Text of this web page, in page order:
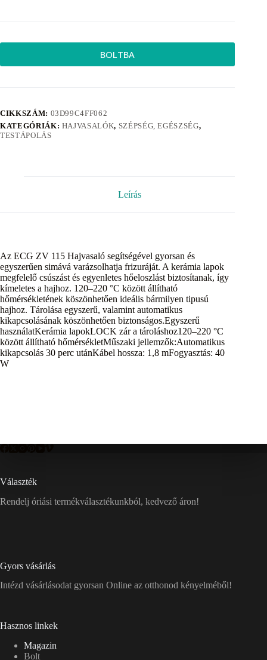
BOLTBA
CIKKSZÁM: 03D99C4FF062
KATEGÓRIÁK: HAJVASALÓK, SZÉPSÉG, EGÉSZSÉG,
TESTÁPOLÁS
Leírás
Az ECG ZV 115 Hajvasaló segítségével gyorsan és
egyszerűen simává varázsolhatja frizuráját. A kerámia lapok
megfelelő csúszást és egyenletes hőeloszlást biztosítanak, így
kímeletes a hajhoz. 120–220 °C között állítható
hőmérsékletének köszönhetően ideális bármilyen tipusú
hajhoz. Tárolása egyszerű, valamint automatikus
kikapcsolásának köszönhetően biztonságos.Egyszerű
használatKerámia lapokLOCK zár a tároláshoz120–220 °C
között állítható hőmérsékletMűszaki jellemzők:Automatikus
kikapcsolás 30 perc utánKábel hossza: 1,8 mFogyasztás: 40
W
Választék
Rendelj óriási termékválasztékunkból, kedvező áron!
Gyors vásárlás
Intézd vásárlásodat gyorsan Online az otthonod kényelméből!
Hasznos linkek
Magazin
Bolt